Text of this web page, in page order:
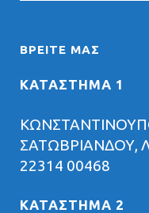
ΒΡΕΊΤΕ ΜΑΣ
ΚΑΤΑΣΤΗΜΑ 1
ΣΑΤΩΒΡΙΑΝΔΟΥ,
22314 00468
ΚΑΤΑΣΤΗΜΑ 2